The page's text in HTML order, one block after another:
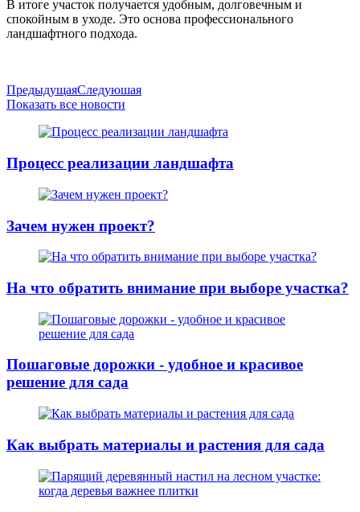
В итоге участок получается удобным, долговечным и
спокойным в уходе. Это основа профессионального
ландшафтного подхода.
ПредыдущаяСледуюшая
Показать все новости
Процесс реализации ландшафта
Зачем нужен проект?
На что обратить внимание при выборе участка?
Пошаговые дорожки - удобное и красивое
решение для сада
Как выбрать материалы и растения для сада